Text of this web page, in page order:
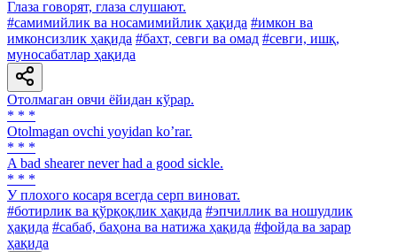
Глаза говорят, глаза слушают.
#самимийлик ва носамимийлик ҳақида #имкон ва
имконсизлик ҳақида #бахт, севги ва омад #севги, ишқ,
муносабатлар ҳақида
Отолмаган овчи ёйидан кўрар.
* * *
Otolmagan ovchi yoyidan koʼrar.
* * *
A bad shearer never had a good sickle.
* * *
У плохого косаря всегда серп виноват.
#ботирлик ва қўрқоқлик ҳақида #эпчиллик ва ношудлик
ҳақида #сабаб, баҳона ва натижа ҳақида #фойда ва зарар
ҳақида